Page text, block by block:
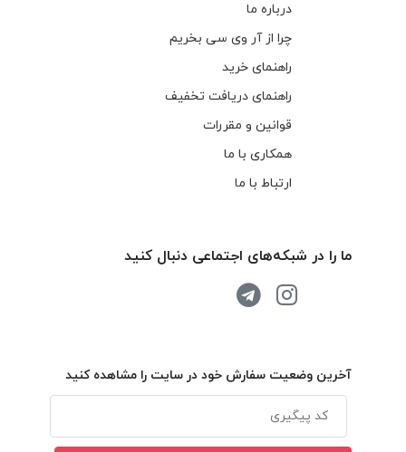
درباره ما
چرا از آر وی سی بخریم
راهنمای خرید
راهنمای دریافت تخفیف
قوانین و مقررات
همکاری با ما
ارتباط با ما
ما را در شبکه‌های اجتماعی دنبال کنید
آخرین وضعیت سفارش خود در سایت را مشاهده کنید